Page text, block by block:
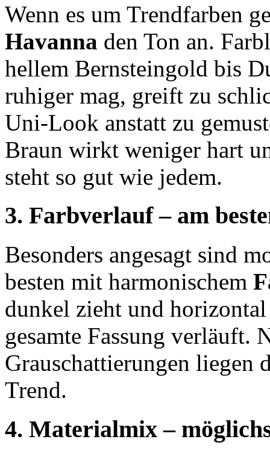
Wenn es um Trendfarben
Havanna den Ton an.
hellem Bernsteingold bis
ruhiger mag, greift zu
Uni-Look anstatt zu
Braun wirkt weniger hart
steht so gut wie jedem.
3. Farbverlauf – am
Besonders angesagt sind
besten mit harmonischem
dunkel zieht und
gesamte Fassung verläuft.
Grauschattierungen liegen
Trend.
4. Materialmix –